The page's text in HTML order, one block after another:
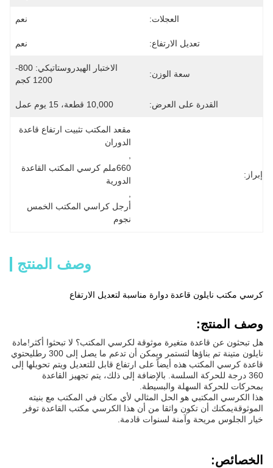
العجلات: نعم
تعديل الارتفاع: نعم
سعة الوزن:
الاختبار الهيدروستاتيكي: 800-
1200 كجم
القدرة على العرض: 10,000 قطعة، 15 يوم عمل
إبراز:
الدوران
الدورية
نجوم
وصف المنتج
كرسي مكتب نايلون قاعدة دوارة مناسبة لتعديل الارتفاع
وصف المنتج:
هل تبحثون عن قاعدة متغيرة موثوقة لكرسي المكتب؟ لا تبحثوا أكثر!مادة
نايلون متينة تم بناؤها لتستمر ويمكن أن تدعم ما يصل إلى 300 رطليحتوي
قاعدة كرسي المكتب هذه أيضاً على ارتفاع قابل للتعديل ويتم تحويلها إلى
360 درجة للحركة السلسة. بالإضافة إلى ذلك، يتم تجهيز القاعدة
بمحركات للحركة السهلة والبسيطة.
هذا الكرسي المكتبي هو الحل المثالي لأي مكان في المكتب مع بنيته
الموثوقةيمكنك أن تكون واثقا من أن هذا الكرسي مكتب القاعدة توفر
خيار الجلوس مريحة وآمنة لسنوات قادمة.
الخصائص: